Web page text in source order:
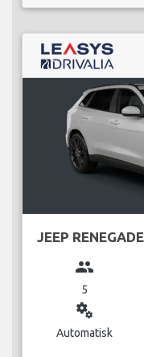
JEEP
group
5
miscellaneous_services
Automatisk